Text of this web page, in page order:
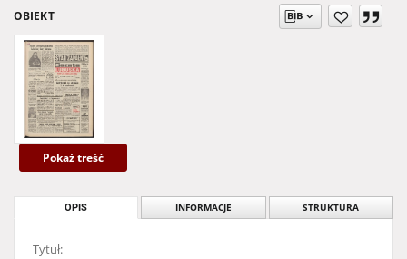
OBIEKT
Pokaż treść
OPIS INFORMACJE STRUKTURA
Tytuł: